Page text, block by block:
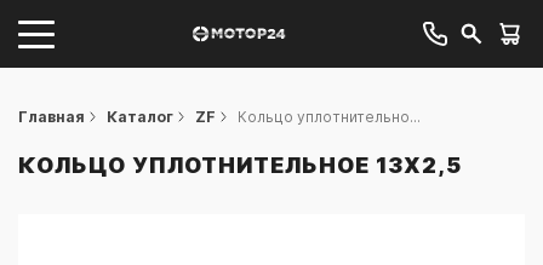
Главная Каталог ZF Кольцо уплотнительно...
КОЛЬЦО УПЛОТНИТЕЛЬНОЕ 13X2,5